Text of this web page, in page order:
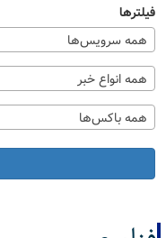
فیلترها
همه سرویس‌ها
همه انواع خبر
همه باکس‌ها